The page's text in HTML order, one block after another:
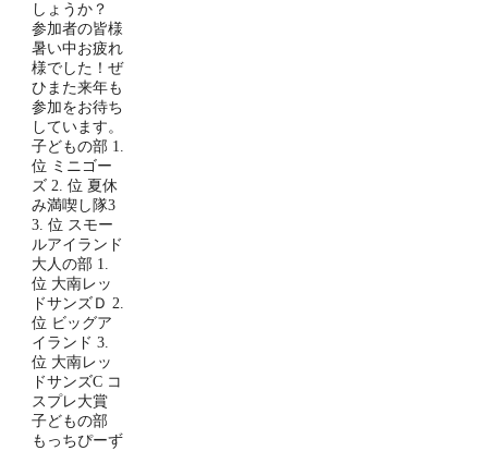
しょうか？
参加者の皆様
暑い中お疲れ
様でした！ぜ
ひまた来年も
参加をお待ち
しています。
子どもの部 1.
位 ミニゴー
ズ 2. 位 夏休
み満喫し隊3
3. 位 スモー
ルアイランド
大人の部 1.
位 大南レッ
ドサンズＤ 2.
位 ビッグア
イランド 3.
位 大南レッ
ドサンズC コ
スプレ大賞
子どもの部
もっちぴーず